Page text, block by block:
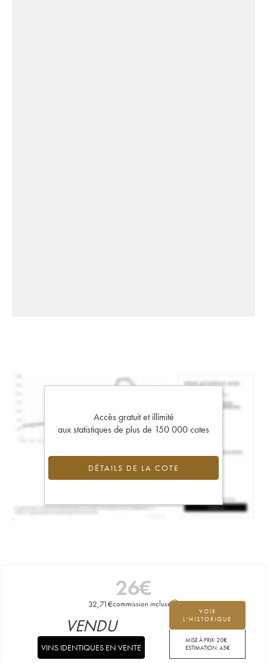
Accès gratuit et illimité
aux statistiques de plus de 150 000 cotes
DÉTAILS DE LA COTE
26€
32,71€commission incluse
VOIR
L'HISTORIQUE
MISE À PRIX:20€
ESTIMATION:45€
VENDU
VINS IDENTIQUES EN VENTE